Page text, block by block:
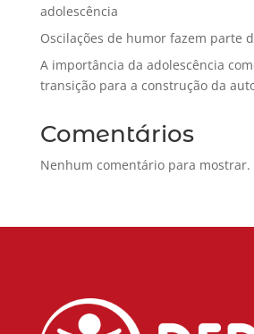
adolescência
Oscilações de humor fazem parte
A importância da adolescência
transição para a construção da
Comentários
Nenhum comentário para mostrar.